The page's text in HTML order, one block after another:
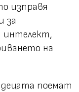
изправя
за
интелект,
на
децата поемат